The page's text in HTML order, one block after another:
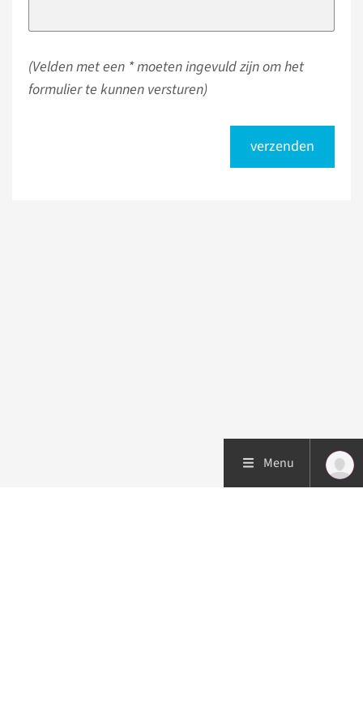
(Velden met een * moeten ingevuld zijn om het
formulier te kunnen versturen)
verzenden
Menu